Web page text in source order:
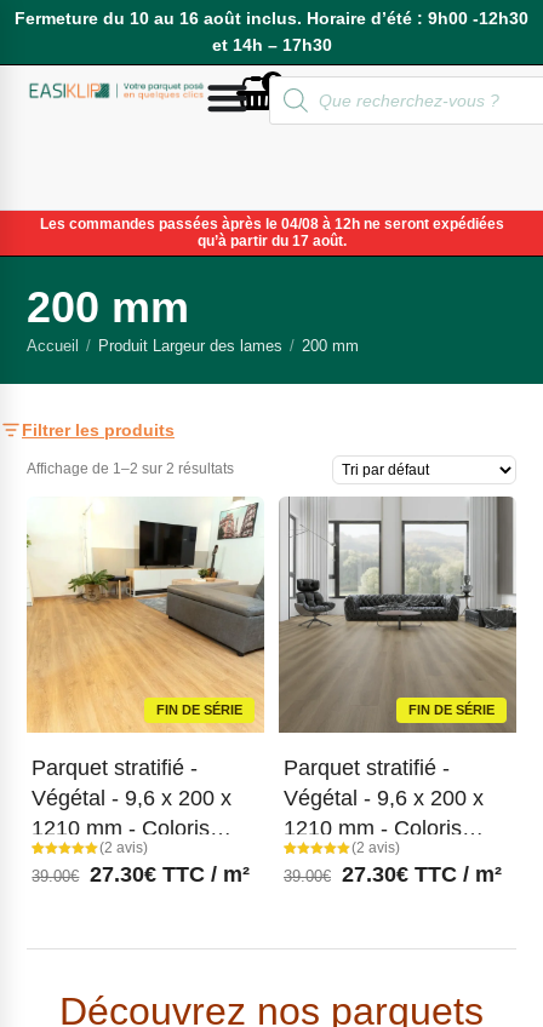
Fermeture du 10 au 16 août inclus. Horaire d’été : 9h00 -12h30
et 14h – 17h30
Compte
0
Les commandes passées àprès le 04/08 à 12h ne seront expédiées
qu’à partir du 17 août.
200 mm
Accueil / Produit Largeur des lames / 200 mm
Filtrer les produits
Affichage de 1–2 sur 2 résultats
FIN DE SÉRIE
Parquet stratifié -
Végétal - 9,6 x 200 x
1210 mm - Coloris
Naturel
5.00
(2 avis)
39.00€ 27.30€ TTC / m²
FIN DE SÉRIE
Parquet stratifié -
Végétal - 9,6 x 200 x
1210 mm - Coloris
Chêne scandinave
5.00
(2 avis)
39.00€ 27.30€ TTC / m²
Découvrez nos parquets